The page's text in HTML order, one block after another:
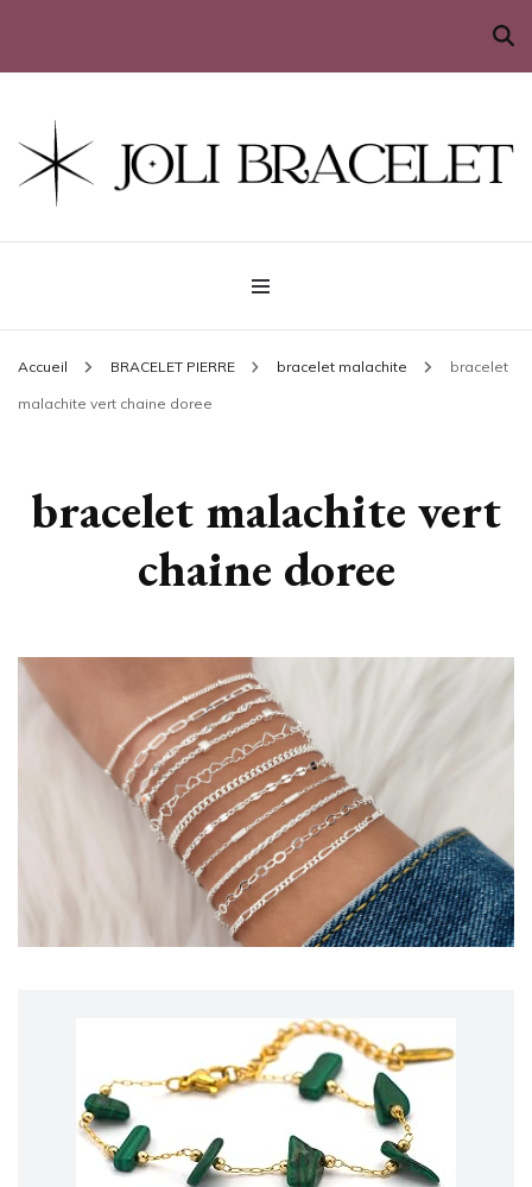
Joli Bracelet
Sublimez votre poignet
Accueil BRACELET PIERRE bracelet malachite bracelet
malachite vert chaine doree
bracelet malachite vert
chaine doree